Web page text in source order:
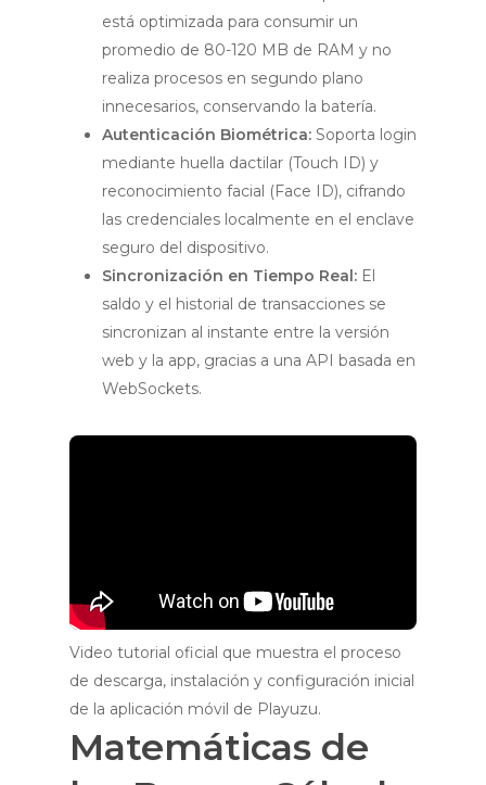
está optimizada para consumir un
promedio de 80-120 MB de RAM y no
realiza procesos en segundo plano
innecesarios, conservando la batería.
Autenticación Biométrica: Soporta login
mediante huella dactilar (Touch ID) y
reconocimiento facial (Face ID), cifrando
las credenciales localmente en el enclave
seguro del dispositivo.
Sincronización en Tiempo Real: El
saldo y el historial de transacciones se
sincronizan al instante entre la versión
web y la app, gracias a una API basada en
WebSockets.
Video tutorial oficial que muestra el proceso
de descarga, instalación y configuración inicial
de la aplicación móvil de Playuzu.
Matemáticas de